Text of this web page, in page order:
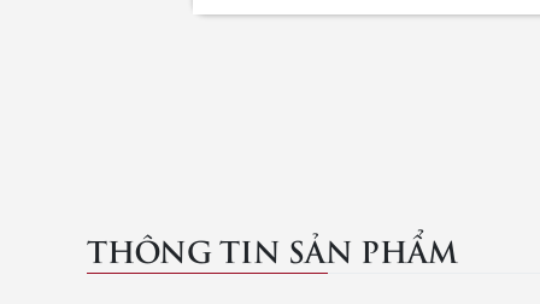
THÔNG TIN SẢN PHẨM